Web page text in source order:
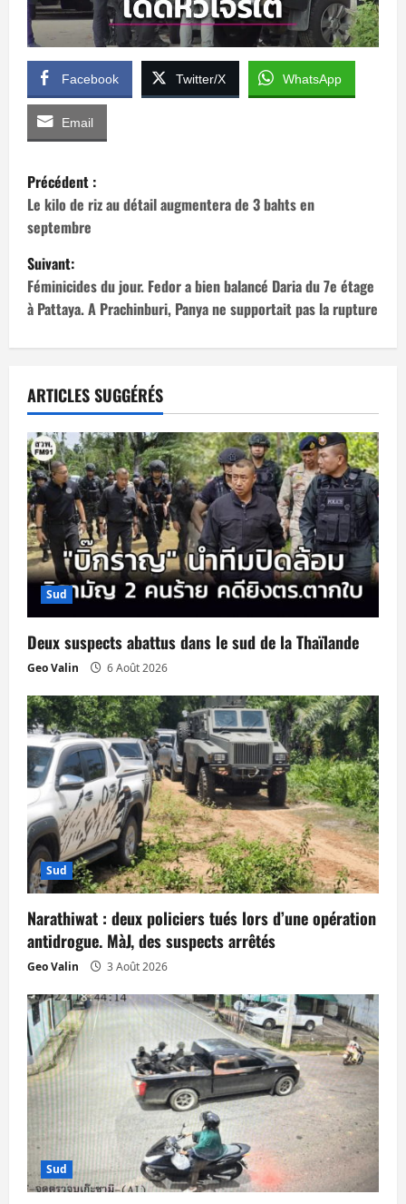
Facebook Twitter/X WhatsApp
Email
N
a
v
i
g
t
i
o
n
d
’
a
r
t
i
c
l
e
Précédent :
Le kilo de riz au détail augmentera de 3 bahts en
septembre
Suivant:
Féminicides du jour. Fedor a bien balancé Daria du 7e étage
à Pattaya. A Prachinburi, Panya ne supportait pas la rupture
ARTICLES SUGGÉRÉS
Sud
Deux suspects abattus dans le sud de la Thaïlande
Geo Valin 6 Août 2026
Sud
Narathiwat : deux policiers tués lors d’une opération
antidrogue. MàJ, des suspects arrêtés
Geo Valin 3 Août 2026
Sud